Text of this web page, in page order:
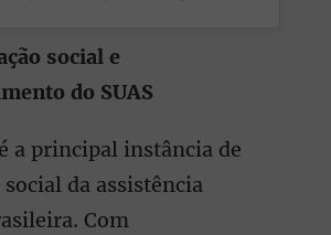
social e
do SUAS
a principal instância de
da assistência
Com